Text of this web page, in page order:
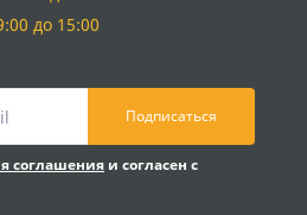
до 15:00
Подписаться
соглашения и согласен с